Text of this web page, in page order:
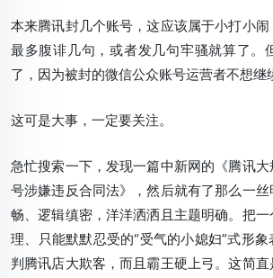
本来腾讯封几个账号，这应该属于小打小闹
最多腹诽几句，或者发几句牢骚就算了。
了，因为被封的微信公众账号运营者不想继
这可是大事，一定要关注。
急忙搜索一下，发现一篇中新网的《腾讯
号涉嫌违反合同法》，然后就有了那么一
畅、逻辑缜密，洋洋洒洒且主题明确。把
理、只能默默忍受的“受气的小媳妇”式形
判腾讯店大欺客，而且霸王硬上弓。这简